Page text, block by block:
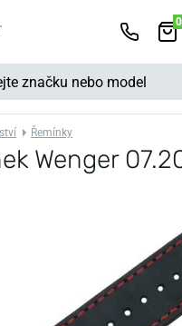
0
Řemínky
Wenger